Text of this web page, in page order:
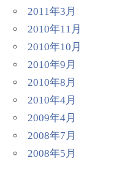
2011年3月
2010年11月
2010年10月
2010年9月
2010年8月
2010年4月
2009年4月
2008年7月
2008年5月